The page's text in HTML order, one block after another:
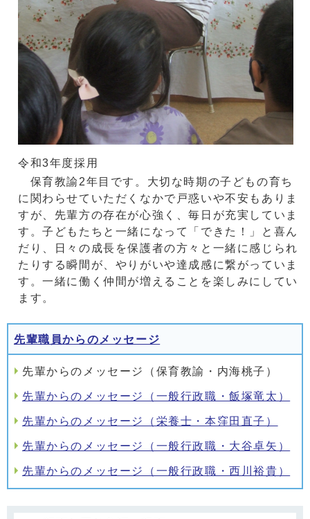
令和3年度採用
保育教諭2年目です。大切な時期の子どもの育ち
に関わらせていただくなかで戸惑いや不安もありま
すが、先輩方の存在が心強く、毎日が充実していま
す。子どもたちと一緒になって「できた！」と喜ん
だり、日々の成長を保護者の方々と一緒に感じられ
たりする瞬間が、やりがいや達成感に繋がっていま
す。一緒に働く仲間が増えることを楽しみにしてい
ます。
先輩職員からのメッセージ
先輩からのメッセージ（保育教諭・内海桃子）
先輩からのメッセージ（一般行政職・飯塚竜太）
先輩からのメッセージ（栄養士・本窪田直子）
先輩からのメッセージ（一般行政職・大谷卓矢）
先輩からのメッセージ（一般行政職・西川裕貴）